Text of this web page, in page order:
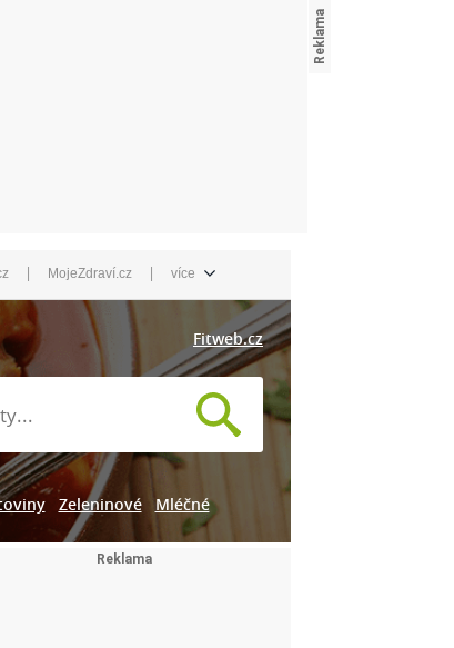
| MojeZdraví.cz | více
Fitweb.cz
Zeleninové Mléčné